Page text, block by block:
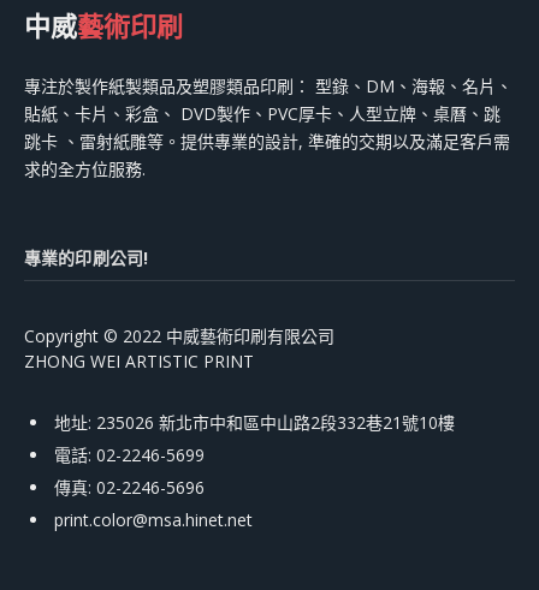
中威藝術印刷
專注於製作紙製類品及塑膠類品印刷： 型錄、DM、海報、名片、
貼紙、卡片、彩盒、 DVD製作、PVC厚卡、人型立牌、桌曆、跳
跳卡 、雷射紙雕等。提供專業的設計, 準確的交期以及滿足客戶需
求的全方位服務.
專業的印刷公司!
Copyright © 2022 中威藝術印刷有限公司
ZHONG WEI ARTISTIC PRINT
地址: 235026 新北市中和區中山路2段332巷21號10樓
電話: 02-2246-5699
傳真: 02-2246-5696
print.color@msa.hinet.net